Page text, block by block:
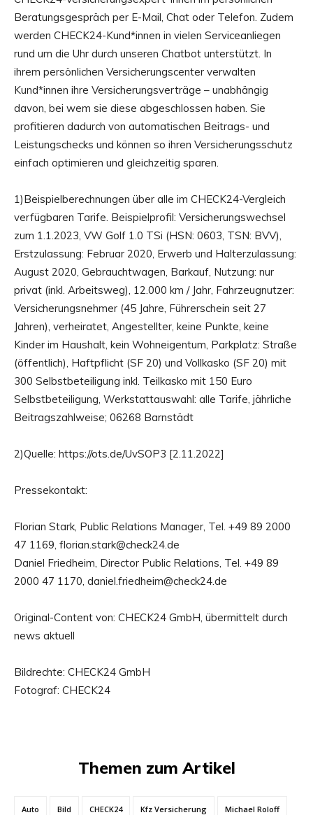
Beratungsgespräch per E-Mail, Chat oder Telefon. Zudem
werden CHECK24-Kund*innen in vielen Serviceanliegen
rund um die Uhr durch unseren Chatbot unterstützt. In
ihrem persönlichen Versicherungscenter verwalten
Kund*innen ihre Versicherungsverträge – unabhängig
davon, bei wem sie diese abgeschlossen haben. Sie
profitieren dadurch von automatischen Beitrags- und
Leistungschecks und können so ihren Versicherungsschutz
einfach optimieren und gleichzeitig sparen.
1)Beispielberechnungen über alle im CHECK24-Vergleich
verfügbaren Tarife. Beispielprofil: Versicherungswechsel
zum 1.1.2023, VW Golf 1.0 TSi (HSN: 0603, TSN: BVV),
Erstzulassung: Februar 2020, Erwerb und Halterzulassung:
August 2020, Gebrauchtwagen, Barkauf, Nutzung: nur
privat (inkl. Arbeitsweg), 12.000 km / Jahr, Fahrzeugnutzer:
Versicherungsnehmer (45 Jahre, Führerschein seit 27
Jahren), verheiratet, Angestellter, keine Punkte, keine
Kinder im Haushalt, kein Wohneigentum, Parkplatz: Straße
(öffentlich), Haftpflicht (SF 20) und Vollkasko (SF 20) mit
300 Selbstbeteiligung inkl. Teilkasko mit 150 Euro
Selbstbeteiligung, Werkstattauswahl: alle Tarife, jährliche
Beitragszahlweise; 06268 Barnstädt
2)Quelle: https://ots.de/UvSOP3 [2.11.2022]
Pressekontakt:
Florian Stark, Public Relations Manager, Tel. +49 89 2000
47 1169, florian.stark@check24.de
Daniel Friedheim, Director Public Relations, Tel. +49 89
2000 47 1170, daniel.friedheim@check24.de
Original-Content von: CHECK24 GmbH, übermittelt durch
news aktuell
Bildrechte: CHECK24 GmbH
Fotograf: CHECK24
Themen zum Artikel
Auto Bild CHECK24 Kfz Versicherung Michael Roloff